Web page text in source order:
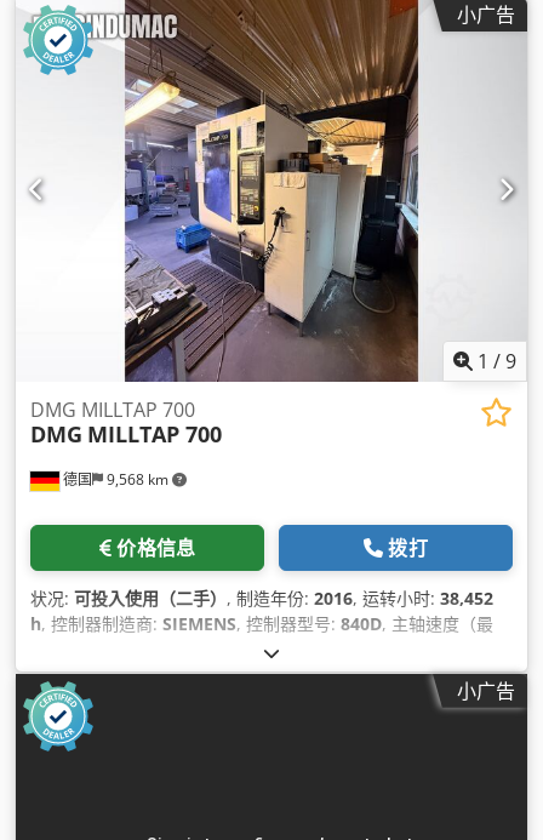
小广告
1 /9
德国 9,568 km
DMG MILLTAP 700
DMG MILLTAP 700
价格信息 拨打
状况: 可投入使用（二手） , 制造年份: 2016, 运转小时: 38,452
h, 控制器制造商: SIEMENS, 控制器型号: 840D, 主轴速度（最
小广告